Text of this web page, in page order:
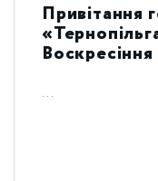
Привітання
...